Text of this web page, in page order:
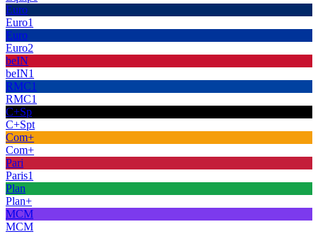
Euro
Euro1
Euro
Euro2
beIN
beIN1
RMC1
RMC1
C+Sp
C+Spt
Com+
Com+
Pari
Paris1
Plan
Plan+
MCM
MCM